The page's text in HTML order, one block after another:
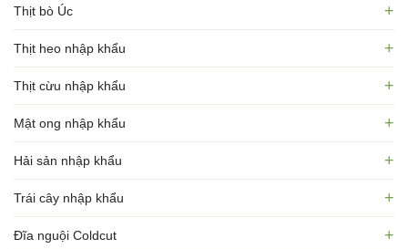
Thịt bò Úc +
Thịt heo nhập khẩu +
Thịt cừu nhập khẩu +
Mật ong nhập khẩu +
Hải sản nhập khẩu +
Trái cây nhập khẩu +
Đĩa nguội Coldcut +